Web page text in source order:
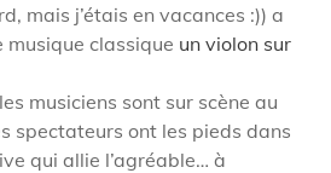
mais j’étais en vacances :)) a
musique classique un violon sur
musiciens sont sur scène au
spectateurs ont les pieds dans
qui allie l’agréable… à